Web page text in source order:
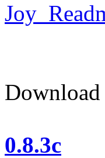
Download
0.8.3c